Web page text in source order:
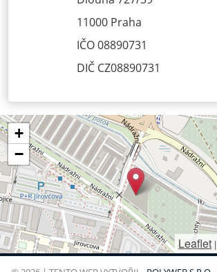
11000 Praha
IČO 08890731
DIČ CZ08890731
+
−
Leaflet |